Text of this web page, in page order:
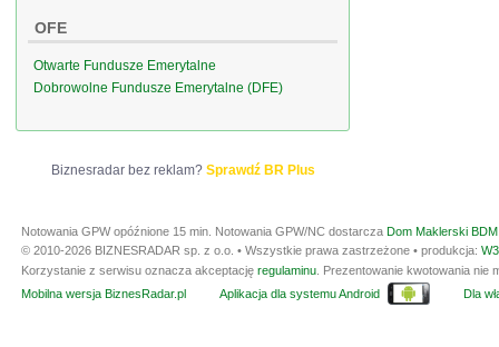
OFE
Otwarte Fundusze Emerytalne
Dobrowolne Fundusze Emerytalne (DFE)
Biznesradar bez reklam? Sprawdź BR Plus
Notowania GPW opóźnione 15 min. Notowania GPW/NC dostarcza Dom Maklerski
© 2010-2026 BIZNESRADAR sp. z o.o. • Wszystkie prawa zastrzeżone • produkcja:
Korzystanie z serwisu oznacza akceptację regulaminu . Prezentowanie kwotowania
Mobilna wersja BiznesRadar.pl
Aplikacja dla systemu Android Dla